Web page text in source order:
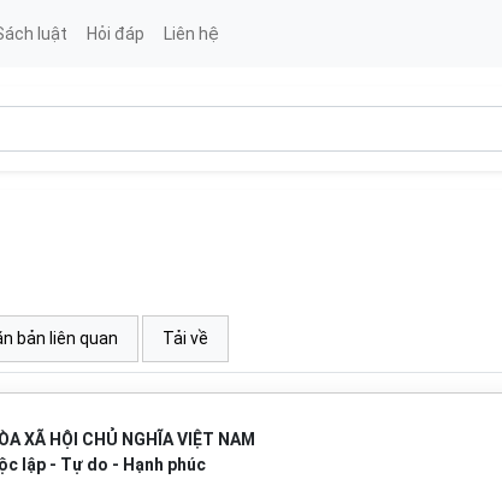
luật Hỏi đáp Liên hệ
bản liên quan Tải về
XÃ HỘI CHỦ NGHĨA VIỆT NAM
lập - Tự do - Hạnh phúc